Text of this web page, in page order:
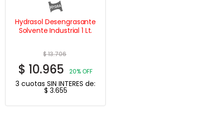
Hydrasol Desengrasante
Solvente Industrial 1 Lt.
$13.706
$ 10.965 20% OFF
3 cuotas SIN INTERES de:
$ 3.655